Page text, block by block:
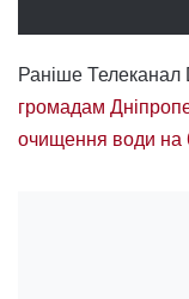
Раніше
громадам
очищення води на